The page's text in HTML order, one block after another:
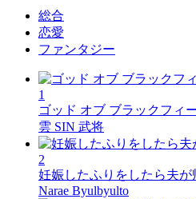
総合
恋愛
ファンタジー
1
ゴッド オブ ブラックフィ
雲 SIN 武将
2
妊娠したふりをしたら夫が
Narae Byulbyulto